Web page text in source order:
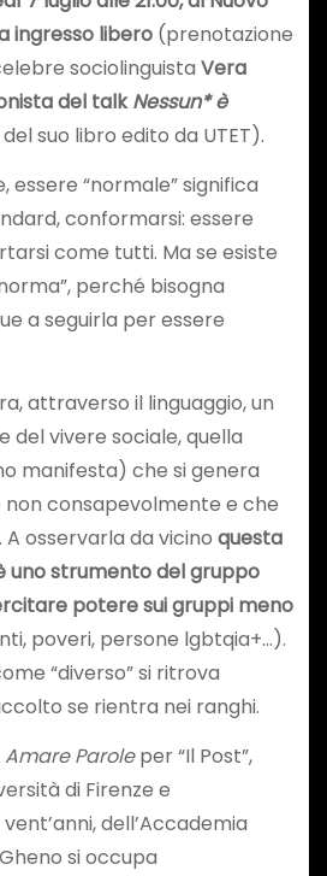
ingresso libero(prenotazione
sociolinguista Vera
del talkNessun* è
suo libro edito da UTET).
essere “normale” significa
conformarsi: essere
come tutti. Ma se esiste
perché bisogna
a seguirla per essere
attraverso il linguaggio, un
del vivere sociale, quella
manifesta) che si genera
consapevolmente e che
osservarla da vicino questa
uno strumento del gruppo
potere sui gruppi meno
poveri, persone lgbtqia+…).
“diverso” si ritrova
se rientra nei ranghi.
Amare Paroleper “Il Post”,
di Firenze e
dell’Accademia
si occupa